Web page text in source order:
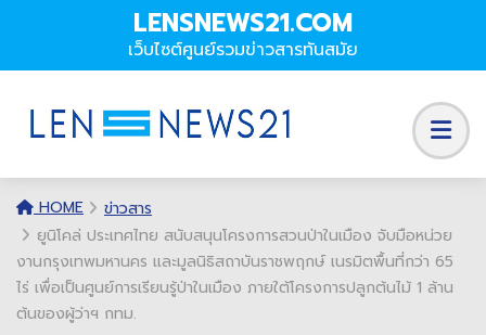
LENSNEWS21.COM
เว็บไซต์ศูนย์รวมข่าวสารทันสมัย
HOME
ข่าวสาร
ยูนิโคล่ ประเทศไทย สนับสนุนโครงการสวนป่าในเมือง จับมือหน่วย
งานกรุงเทพมหานคร และมูลนิธิสถาบันราชพฤกษ์ เนรมิตพื้นที่กว่า 65
ไร่ เพื่อเป็นศูนย์การเรียนรู้ป่าในเมือง ภายใต้โครงการปลูกต้นไม้ 1 ล้าน
ต้นของผู้ว่าฯ กทม.